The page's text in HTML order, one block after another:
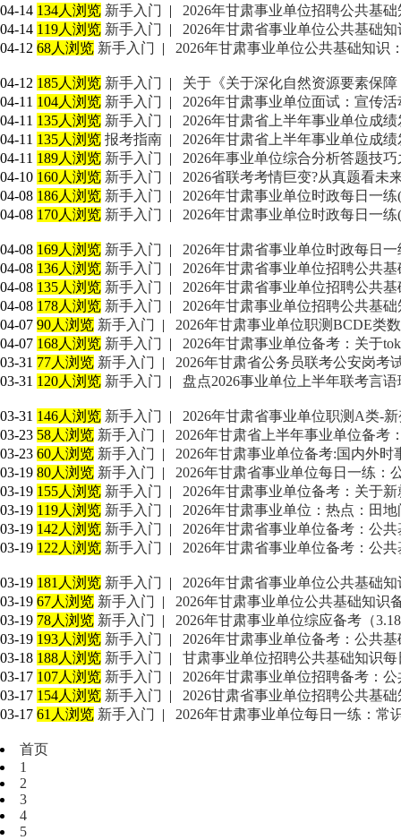
04-14 134人浏览 新手入门 |
2026年甘肃事业单位招聘公共基
04-14 119人浏览 新手入门 |
2026年甘肃省事业单位公共基础
04-12 68人浏览 新手入门 | 2026年甘肃事业单位公共基础知识
04-12 185人浏览 新手入门 |
关于《关于深化自然资源要素保
04-11 104人浏览 新手入门 |
2026年甘肃事业单位面试：宣传
04-11 135人浏览 新手入门 |
2026年甘肃省上半年事业单位成
04-11 135人浏览 报考指南 |
2026年甘肃省上半年事业单位成
04-11 189人浏览 新手入门 |
2026年事业单位综合分析答题技
04-10 160人浏览 新手入门 |
2026省联考考情巨变?从真题看未
04-08 186人浏览 新手入门 |
2026年甘肃事业单位时政每日一练
04-08 170人浏览 新手入门 | 2026年甘肃事业单位时政每日一练
04-08 169人浏览 新手入门 |
2026年甘肃省事业单位时政每日一
04-08 136人浏览 新手入门 |
2026年甘肃省事业单位招聘公共
04-08 135人浏览 新手入门 |
2026年甘肃省事业单位招聘公共
04-08 178人浏览 新手入门 |
2026年甘肃事业单位招聘公共基
04-07 90人浏览 新手入门 |
2026年甘肃事业单位职测BCDE类
04-07 168人浏览 新手入门 |
2026年甘肃事业单位备考：关于
03-31 77人浏览 新手入门 |
2026年甘肃省公务员联考公安岗考
03-31 120人浏览 新手入门 | 盘点2026事业单位上半年联考言
03-31 146人浏览 新手入门 |
2026年甘肃省事业单位职测A类-
03-23 58人浏览 新手入门 |
2026年甘肃省上半年事业单位备考
03-23 60人浏览 新手入门 |
2026年甘肃事业单位备考:国内外时
03-19 80人浏览 新手入门 |
2026年甘肃省事业单位每日一练：
03-19 155人浏览 新手入门 |
2026年甘肃事业单位备考：关于
03-19 119人浏览 新手入门 |
2026年甘肃事业单位：热点：田
03-19 142人浏览 新手入门 |
2026年甘肃省事业单位备考：公
03-19 122人浏览 新手入门 | 2026年甘肃省事业单位备考：公
03-19 181人浏览 新手入门 |
2026年甘肃省事业单位公共基础
03-19 67人浏览 新手入门 |
2026年甘肃事业单位公共基础知识
03-19 78人浏览 新手入门 |
2026年甘肃事业单位综应备考（
03-19 193人浏览 新手入门 |
2026年甘肃事业单位备考：公共基
03-18 188人浏览 新手入门 |
甘肃事业单位招聘公共基础知识每
03-17 107人浏览 新手入门 |
2026年甘肃事业单位招聘备考：
03-17 154人浏览 新手入门 |
2026甘肃省事业单位招聘公共基
03-17 61人浏览 新手入门 | 2026年甘肃事业单位每日一练：常
首页
1
2
3
4
5